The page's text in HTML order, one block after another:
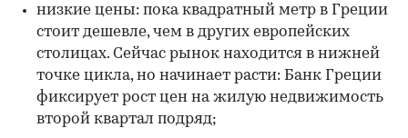
низкие цены: пока квадратный метр в Греции
стоит дешевле, чем в других европейских
столицах. Сейчас рынок находится в нижней
точке цикла, но начинает расти: Банк Греции
фиксирует рост цен на жилую недвижимость
второй квартал подряд;